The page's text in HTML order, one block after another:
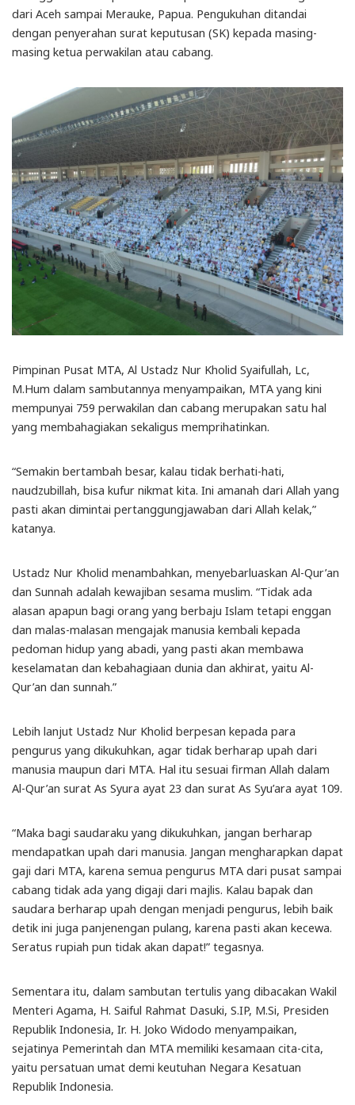
dari Aceh sampai Merauke, Papua. Pengukuhan ditandai
dengan penyerahan surat keputusan (SK) kepada masing-
masing ketua perwakilan atau cabang.
Pimpinan Pusat MTA, Al Ustadz Nur Kholid Syaifullah, Lc,
M.Hum dalam sambutannya menyampaikan, MTA yang kini
mempunyai 759 perwakilan dan cabang merupakan satu hal
yang membahagiakan sekaligus memprihatinkan.
“Semakin bertambah besar, kalau tidak berhati-hati,
naudzubillah, bisa kufur nikmat kita. Ini amanah dari Allah yang
pasti akan dimintai pertanggungjawaban dari Allah kelak,”
katanya.
Ustadz Nur Kholid menambahkan, menyebarluaskan Al-Qur’an
dan Sunnah adalah kewajiban sesama muslim. “Tidak ada
alasan apapun bagi orang yang berbaju Islam tetapi enggan
dan malas-malasan mengajak manusia kembali kepada
pedoman hidup yang abadi, yang pasti akan membawa
keselamatan dan kebahagiaan dunia dan akhirat, yaitu Al-
Qur’an dan sunnah.”
Lebih lanjut Ustadz Nur Kholid berpesan kepada para
pengurus yang dikukuhkan, agar tidak berharap upah dari
manusia maupun dari MTA. Hal itu sesuai firman Allah dalam
Al-Qur’an surat As Syura ayat 23 dan surat As Syu’ara ayat 109.
“Maka bagi saudaraku yang dikukuhkan, jangan berharap
mendapatkan upah dari manusia. Jangan mengharapkan dapat
gaji dari MTA, karena semua pengurus MTA dari pusat sampai
cabang tidak ada yang digaji dari majlis. Kalau bapak dan
saudara berharap upah dengan menjadi pengurus, lebih baik
detik ini juga panjenengan pulang, karena pasti akan kecewa.
Seratus rupiah pun tidak akan dapat!” tegasnya.
Sementara itu, dalam sambutan tertulis yang dibacakan Wakil
Menteri Agama, H. Saiful Rahmat Dasuki, S.IP, M.Si, Presiden
Republik Indonesia, Ir. H. Joko Widodo menyampaikan,
sejatinya Pemerintah dan MTA memiliki kesamaan cita-cita,
yaitu persatuan umat demi keutuhan Negara Kesatuan
Republik Indonesia.